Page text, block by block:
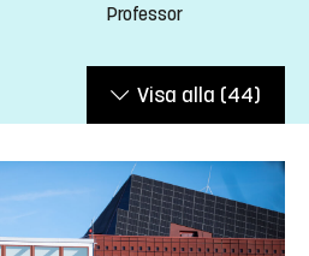
Professor
Visa alla (44)